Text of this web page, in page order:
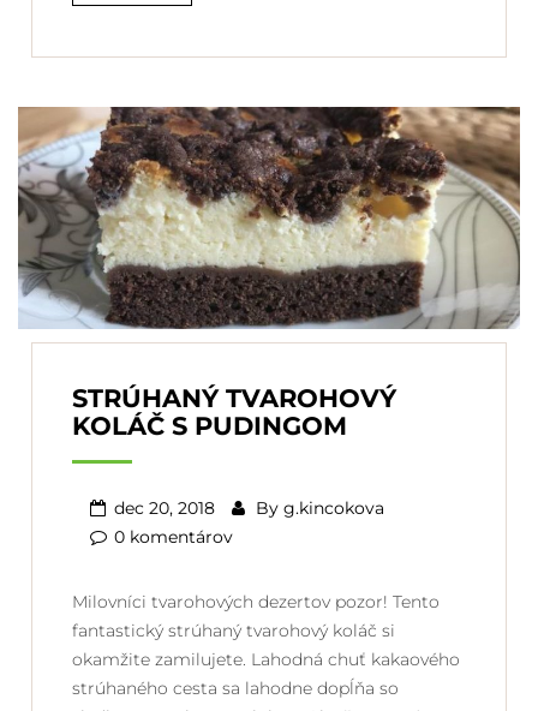
STRÚHANÝ TVAROHOVÝ
KOLÁČ S PUDINGOM
dec 20, 2018 By g.kincokova
0 komentárov
Milovníci tvarohových dezertov pozor! Tento
fantastický strúhaný tvarohový koláč si
okamžite zamilujete. Lahodná chuť kakaového
strúhaného cesta sa lahodne dopĺňa so